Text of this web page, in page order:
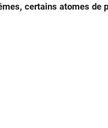
certains atomes de